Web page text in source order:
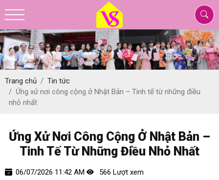
Trang chủ
Tin tức
Ứng xử nơi công cộng ở Nhật Bản – Tinh tế từ những điều
nhỏ nhất
Ứng Xử Nơi Công Cộng Ở Nhật Bản –
Tinh Tế Từ Những Điều Nhỏ Nhất
06/07/2026 11:42 AM 566 Lượt xem